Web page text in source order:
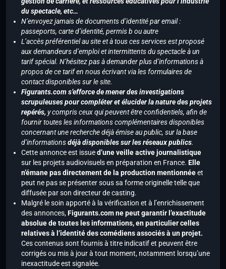
du spectacle, etc…
N’envoyez jamais de documents d’identité par email :
passeports, carte d’identité, permis b ou autre
L’accès préférentiel au site et à tous ces services est proposé
aux demandeurs d’emploi et intermittents du spectacle à un
tarif spécial. N’hésitez pas à demander plus d’informations à
propos de ce tarif en nous écrivant via les formulaires de
contact disponibles sur le site.
Figurants.com s’efforce de mener des investigations
scrupuleuses pour compléter et élucider la nature des projets
repérés, y compris ceux qui peuvent être confidentiels, afin de
fournir toutes les informations complémentaires disponibles
concernant une recherche déjà émise au public, sur la base
d’informationsdéjà disponibles sur les réseaux publics.
Cette annonce est issued’une veille active journalistique
sur les projets audiovisuels en préparation en France. Elle
n’émane pas directement de la production mentionnéeet
peut ne pas se présenter sous sa forme originelle telle que
diffusée par son directeur de casting.
Malgré le soin apporté à la vérification et à l’enrichissement
des annonces,Figurants.com ne peut garantir l’exactitude
absolue de toutes les informations, en particulier celles
relatives à l’identité des comédiens associés à un projet.
Ces contenus sont fournis à titre indicatif et peuvent être
corrigés ou mis à jour à tout moment, notamment lorsqu’une
inexactitude est signalée.